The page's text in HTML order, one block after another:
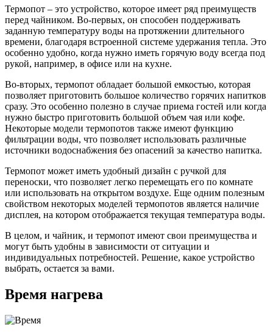
Термопот – это устройство, которое имеет ряд преимуществ
перед чайником. Во-первых, он способен поддерживать
заданную температуру воды на протяжении длительного
времени, благодаря встроенной системе удержания тепла. Это
особенно удобно, когда нужно иметь горячую воду всегда под
рукой, например, в офисе или на кухне.
Во-вторых, термопот обладает большой емкостью, которая
позволяет приготовить большое количество горячих напитков
сразу. Это особенно полезно в случае приема гостей или когда
нужно быстро приготовить большой объем чая или кофе.
Некоторые модели термопотов также имеют функцию
фильтрации воды, что позволяет использовать различные
источники водоснабжения без опасений за качество напитка.
Термопот может иметь удобный дизайн с ручкой для
переноски, что позволяет легко перемещать его по комнате
или использовать на открытом воздухе. Еще одним полезным
свойством некоторых моделей термопотов является наличие
дисплея, на котором отображается текущая температура воды.
В целом, и чайник, и термопот имеют свои преимущества и
могут быть удобны в зависимости от ситуации и
индивидуальных потребностей. Решение, какое устройство
выбрать, остается за вами.
Время нагрева